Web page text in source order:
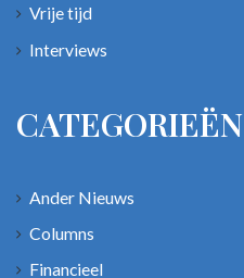
Vrije tijd
Interviews
CATEGORIEËN
Ander Nieuws
Columns
Financieel